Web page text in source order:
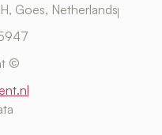
Goes, Netherlands
©